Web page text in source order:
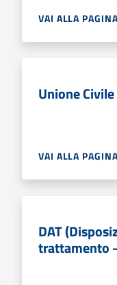
VAI ALLA PAGINA
Unione Civile
VAI ALLA PAGINA
DAT
trattamento